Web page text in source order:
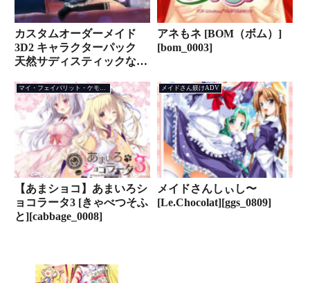
カスタムオーダーメイド
3D2 キャラクターパック
天然サディスティックな小
加パック同梱版】 [KISS]
[shall_0115]
アネもネ [BOM（ボム）]
[bom_0003]
マイ・フェイバリット・ケモミミADV
【あまショコ】あまいろシ
ョコラータ3 [きゃべつそふ
と][cabbage_0008]
メイドさん躾けADV
メイドさんしぃし〜
[Le.Chocolat][ggs_0809]